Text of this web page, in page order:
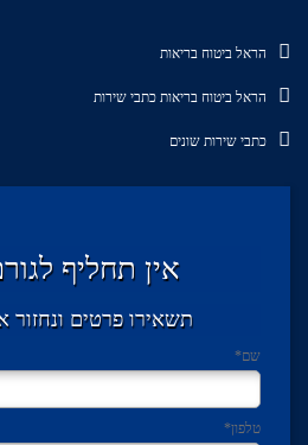
הראל ביטוח בריאות
הראל ביטוח בריאות כתבי שירות
כתבי שירות שונים
אין תחליף
תשאירו פרטים ונחזור
שם*
טלפון*